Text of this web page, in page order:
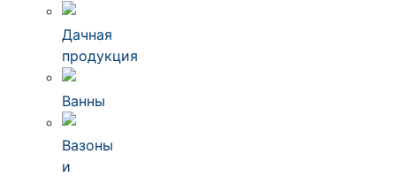
Дачная
продукция
Ванны
Вазоны
и